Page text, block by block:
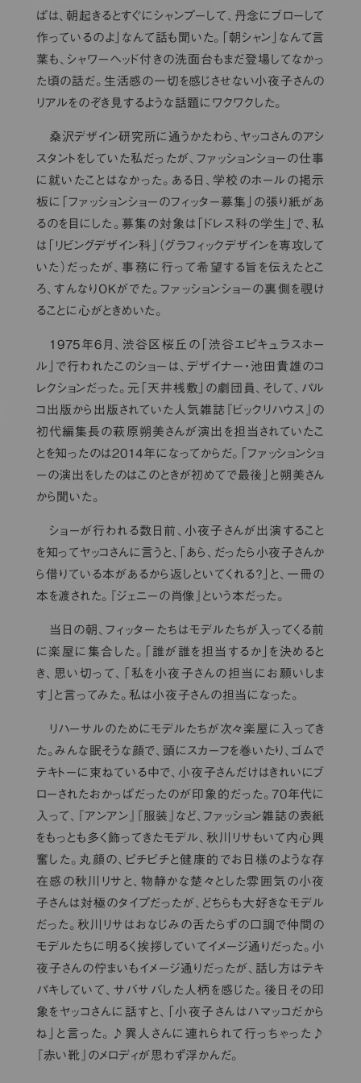
ぱは、朝起きるとすぐにシャンプーして、丹念にブローして
作っているのよ」なんて話も聞いた。「朝シャン」なんて言
葉も、シャワーヘッド付きの洗面台もまだ登場してなかっ
た頃の話だ。生活感の一切を感じさせない小夜子さんの
リアルをのぞき見するような話題にワクワクした。
桑沢デザイン研究所に通うかたわら、ヤッコさんのアシ
スタントをしていた私だったが、ファッションショーの仕事
に就いたことはなかった。ある日、学校のホールの掲示
板に「ファッションショーのフィッター募集」の張り紙があ
るのを目にした。募集の対象は「ドレス科の学生」で、私
は「リビングデザイン科」（グラフィックデザインを専攻して
いた）だったが、事務に行って希望する旨を伝えたとこ
ろ、すんなりOKがでた。ファッションショーの裏側を覗け
ることに心がときめいた。
1975年6月、渋谷区桜丘の「渋谷エピキュラスホー
ル」で行われたこのショーは、デザイナー・池田貴雄のコ
レクションだった。元「天井桟敷」の劇団員、そして、パル
コ出版から出版されていた人気雑誌『ビックリハウス』の
初代編集長の萩原朔美さんが演出を担当されていたこ
とを知ったのは2014年になってからだ。「ファッションショ
ーの演出をしたのはこのときが初めてで最後」と朔美さん
から聞いた。
ショーが行われる数日前、小夜子さんが出演すること
を知ってヤッコさんに言うと、「あら、だったら小夜子さんか
ら借りている本があるから返しといてくれる？」と、一冊の
本を渡された。『ジェニーの肖像』という本だった。
当日の朝、フィッターたちはモデルたちが入ってくる前
に楽屋に集合した。「誰が誰を担当するか」を決めると
き、思い切って、「私を小夜子さんの担当にお願いしま
す」と言ってみた。私は小夜子さんの担当になった。
リハーサルのためにモデルたちが次々楽屋に入ってき
た。みんな眠そうな顔で、頭にスカーフを巻いたり、ゴムで
テキトーに束ねている中で、小夜子さんだけはきれいにブ
ローされたおかっぱだったのが印象的だった。70年代に
入って、『アンアン』『服装』など、ファッション雑誌の表紙
をもっとも多く飾ってきたモデル、秋川リサもいて内心興
奮した。丸顔の、ピチピチと健康的でお日様のような存
在感の秋川リサと、物静かな楚々とした雰囲気の小夜
子さんは対極のタイプだったが、どちらも大好きなモデル
だった。秋川リサはおなじみの舌たらずの口調で仲間の
モデルたちに明るく挨拶していてイメージ通りだった。小
夜子さんの佇まいもイメージ通りだったが、話し方はテキ
パキしていて、サバサバした人柄を感じた。後日その印
象をヤッコさんに話すと、「小夜子さんはハマッコだから
ね」と言った。♪異人さんに連れられて行っちゃった♪
『赤い靴』のメロディが思わず浮かんだ。